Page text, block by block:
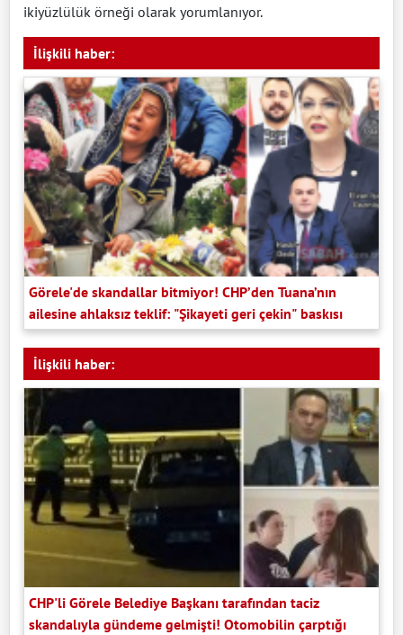
ikiyüzlülük örneği olarak yorumlanıyor.
İlişkili haber:
Görele'de skandallar bitmiyor! CHP’den Tuana’nın
ailesine ahlaksız teklif: "Şikayeti geri çekin" baskısı
İlişkili haber:
CHP'li Görele Belediye Başkanı tarafından taciz
skandalıyla gündeme gelmişti! Otomobilin çarptığı